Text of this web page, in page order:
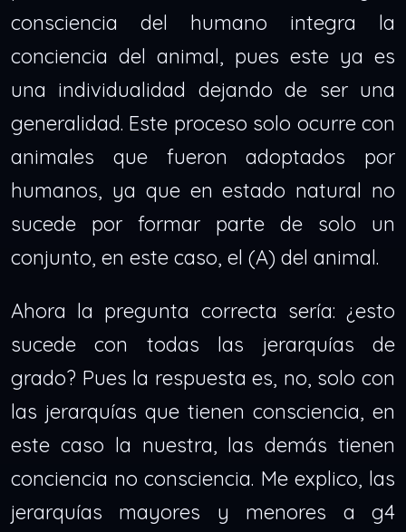
consciencia del humano integra la
conciencia del animal, pues este ya es
una individualidad dejando de ser una
generalidad. Este proceso solo ocurre con
animales que fueron adoptados por
humanos, ya que en estado natural no
sucede por formar parte de solo un
conjunto, en este caso, el (A) del animal.
Ahora la pregunta correcta sería: ¿esto
sucede con todas las jerarquías de
grado? Pues la respuesta es, no, solo con
las jerarquías que tienen consciencia, en
este caso la nuestra, las demás tienen
conciencia no consciencia. Me explico, las
jerarquías mayores y menores a g4